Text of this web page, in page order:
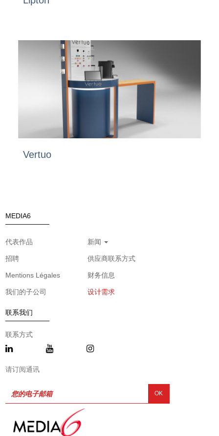
Vertuo
MEDIA6
代表作品 新闻
招聘 供应商联系方式
Mentions Légales 财务信息
我们的子公司 设计需求
联系我们
联系方式
请订阅通讯
OK